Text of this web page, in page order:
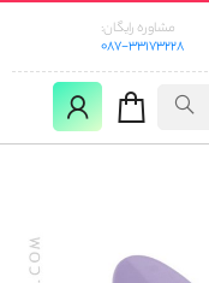
مشاوره رایگان:
087-33173228